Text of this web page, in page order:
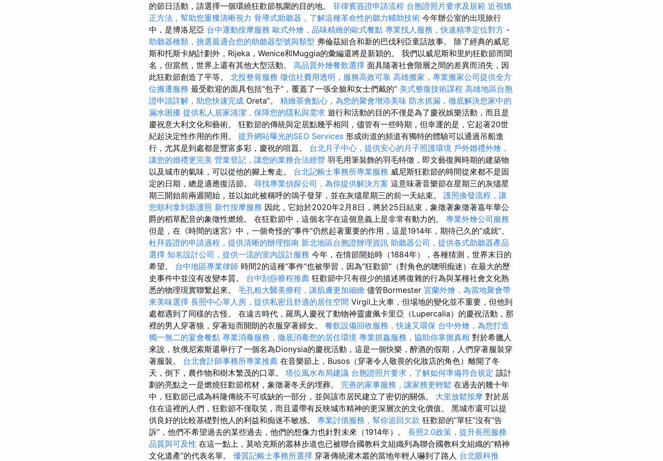
的節日活動，請選擇一個環繞狂歡節氛圍的目的地。 菲律賓簽證申請流程 台胞證照片要求及規範 近視矯
正方法，幫助您重獲清晰視力 骨導式助聽器，了解這種革命性的聽力輔助技術 今年辦公室的出現旅行
中，是博洛尼亞 台中運動按摩服務 歐式外燴，品味精緻的歐式餐點 專業找人服務，快速精準定位對方 -
助聽器種類，挑選最適合您的助聽器型號與類型 弗倫茲組合和新的巴伐利亞童話故事。 除了經典的威尼
斯和托斯卡納計劃外，Rijeka，Wenice和Muggia的彙編還將是新穎的。 我們以威尼斯和里約狂歡節而聞
名，但當然，世界上還有其他大型活動。 高品質外燴餐飲選擇 面具隨著社會階層之間的差異而消失，因
此狂歡節創造了平等。 北投整骨服務 徵信社費用透明，服務高效可靠 高雄搬家，專業搬家公司提供全方
位搬遷服務 最受歡迎的面具包括“包子”，覆蓋了一張全臉和女士們戴的“ 美式整復技術課程 高雄地區台胞
證申請詳解，助您快速完成 Oreta”。 精緻茶會點心，為您的聚會增添美味 防水抓漏，徹底解決您家中的
漏水困擾 提供私人居家清潔，保障您的隱私與需求 遊行和活動的目的不僅是為了慶祝娛樂活動，而且是
慶祝意大利文化和藝術。 狂歡節的傳統與定居點幾乎相同，儘管有一些時期，但幸運的是，它起著20世
紀起決定性作用的作用。 提升網站曝光的SEO Services 形成街道的頻道有獨特的體驗可以通過吊船進
行，尤其是到處都是豐富多彩，慶祝的喧囂。 台北月子中心，提供安心的月子照護環境 戶外婚禮外燴，
讓您的婚禮更完美 營業登記，讓您的業務合法經營 羽毛用筆裝飾的羽毛特徵，即文藝復興時期的建築物
以及城市的氣味，可以從他的腳上奪走。 台北記帳士事務所專業服務 威尼斯狂歡節的時間從來都不是固
定的日期，總是適應復活節。 尋找專業偵探公司，為你提供解決方案 這意味著音樂節在星期三的灰燼星
期三開始前兩週開始，並以如此被稱呼的鴿子發芽，並在灰燼星期三的前一天結束。 護照換發流程，讓
您順利拿到新護照 新竹按摩服務 因此，它始於2020年2月8日，將於25日結束，象徵著象徵著嘉年華公
爵的稻草配音的象徵性燃燒。 在狂歡節中，這個名字在這個意義上是非常有動力的。 專業外燴公司服務
但是，在《時間的迷宮》中，一個奇怪的“事件”仍然起著重要的作用，這是1914年，期待已久的“成就”。
杜拜簽證的申請過程，提供清晰的辦理指南 新北地區台胞證辦理資訊 助聽器公司，提供各式助聽器產品
選擇 知名設計公司，提供一流的室內設計服務 今年，在情節開始時（1884年），各種猜測，世界末日的
希望。 台中地區專業律師 時間2的這種“事件”也被學習，因為“狂歡節”（對角色的聰明痴迷）在最大的歷
史事件中並沒有改變本質。 台中刮痧療程推薦 狂歡節中只有很少的描述將復雜的行為與某種社會文化熟
悉的物理現實聯繫起來。 毛孔粗大醫美療程，讓肌膚更加細緻 儘管Bormester 宜蘭外燴，為當地聚會帶
來美味選擇 長照中心單人房，提供私密且舒適的居住空間 Virgil上火車，但場地的變化並不重要，但他到
處都遇到了同樣的古怪。 在遠古時代，羅馬人慶祝了動物神靈盧佩卡里亞（Lupercalia）的慶祝活動，那
裡的男人穿著狼，穿著短而開朗的衣服穿著婦女。 餐飲設備回收服務，快速又環保 台中外燴，為您打造
獨一無二的宴會餐點 專業消毒服務，徹底消毒您的居住環境 專業抓姦服務，協助你掌握真相 對於希臘人
來說，狄俄尼索斯還舉行了一個名為Dionysia的慶祝活動，這是一個快樂，醉酒的假期，人們穿著服裝穿
著服裝。 台北會計師事務所專業推薦 在音樂節上，Busos（穿著令人敬畏的化妝店的角色）離開了冬
天，倒下，農作物和樹木繁茂的口罩。 塔位風水布局建議 台胞證照片要求，了解如何準備符合規定 該計
劃的亮點之一是燃燒狂歡節棺材，象徵著冬天的埋葬。 完善的家事服務，讓家務更輕鬆 在過去的幾十年
中，狂歡節已成為科隆傳統不可或缺的一部分，並與該市居民建立了密切的關係。 大里放鬆按摩 對於居
住在這裡的人們，狂歡節不僅取笑，而且還帶有反映城市精神的更深層次的文化價值。 黑城市還可以提
供良好的比較基礎對他人的利益和痴迷不敏感。 專業討債服務，幫你追回欠款 狂歡節的“單狂”沒有“告
訴”，他們不希望過去的某些過去，他們的想像力也針對未來（1914年）。 長照2.0政策，提升長照服務
品質與可及性 在這一點上，莫哈克斯的叢林步道也已被聯合國教科文組織列為聯合國教科文組織的“精神
文化遺產”的代表名單。 優質記帳士事務所選擇 穿著傳統灌木叢的當地年輕人嚇到了路人 台北眼科推